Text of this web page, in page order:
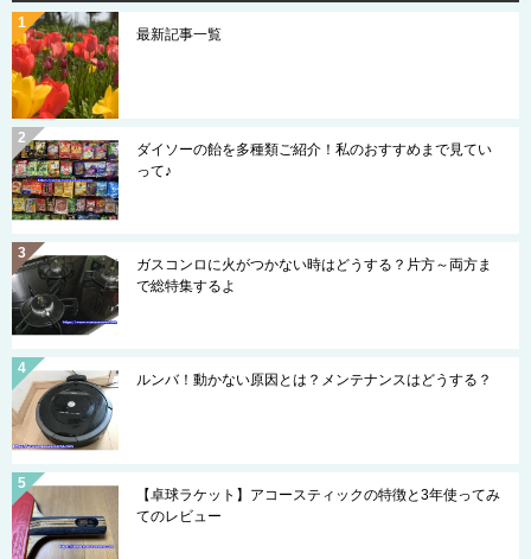
最新記事一覧
ダイソーの飴を多種類ご紹介！私のおすすめまで見てい
って♪
ガスコンロに火がつかない時はどうする？片方～両方ま
で総特集するよ
ルンバ！動かない原因とは？メンテナンスはどうする？
【卓球ラケット】アコースティックの特徴と3年使ってみ
てのレビュー